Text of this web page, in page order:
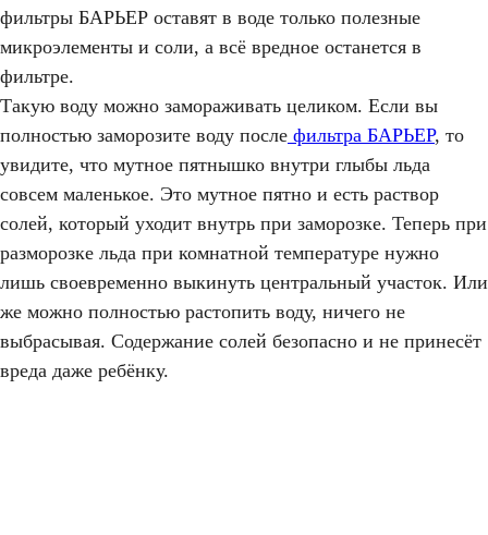
фильтры БАРЬЕР оставят в воде только полезные
микроэлементы и соли, а всё вредное останется в
фильтре.
Такую воду можно замораживать целиком. Если вы
полностью заморозите воду после фильтра БАРЬЕР, то
увидите, что мутное пятнышко внутри глыбы льда
совсем маленькое. Это мутное пятно и есть раствор
солей, который уходит внутрь при заморозке. Теперь при
разморозке льда при комнатной температуре нужно
лишь своевременно выкинуть центральный участок. Или
же можно полностью растопить воду, ничего не
выбрасывая. Содержание солей безопасно и не принесёт
вреда даже ребёнку.